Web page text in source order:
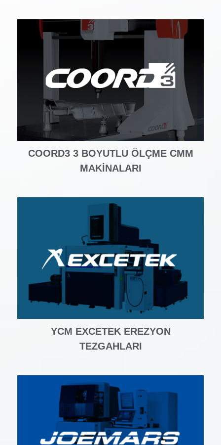
COORD3 3 BOYUTLU ÖLÇME CMM
MAKINALARI
YCM EXCETEK EREZYON
TEZGAHLARI